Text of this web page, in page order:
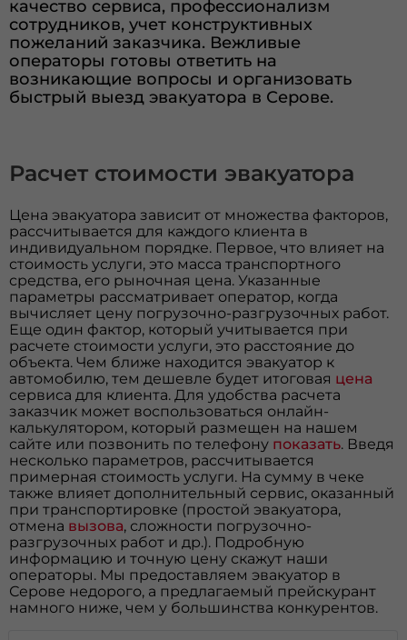
качество сервиса, профессионализм
сотрудников, учет конструктивных
пожеланий заказчика. Вежливые
операторы готовы ответить на
возникающие вопросы и организовать
быстрый выезд эвакуатора в Серове.
Расчет стоимости эвакуатора
Цена эвакуатора зависит от множества факторов,
рассчитывается для каждого клиента в
индивидуальном порядке. Первое, что влияет на
стоимость услуги, это масса транспортного
средства, его рыночная цена. Указанные
параметры рассматривает оператор, когда
вычисляет цену погрузочно-разгрузочных работ.
Еще один фактор, который учитывается при
расчете стоимости услуги, это расстояние до
объекта. Чем ближе находится эвакуатор к
автомобилю, тем дешевле будет итоговая цена
сервиса для клиента. Для удобства расчета
заказчик может воспользоваться онлайн-
калькулятором, который размещен на нашем
сайте или позвонить по телефону показать. Введя
несколько параметров, рассчитывается
примерная стоимость услуги. На сумму в чеке
также влияет дополнительный сервис, оказанный
при транспортировке (простой эвакуатора,
отмена вызова, сложности погрузочно-
разгрузочных работ и др.). Подробную
информацию и точную цену скажут наши
операторы. Мы предоставляем эвакуатор в
Серове недорого, а предлагаемый прейскурант
намного ниже, чем у большинства конкурентов.